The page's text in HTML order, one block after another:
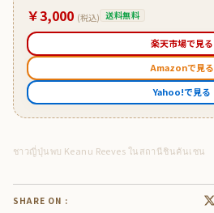
￥3,000 (税込) 送料無料
楽天市場で見る
Amazonで見る
Yahoo!で見る
ชาวญี่ปุ่นพบ Keanu Reeves ในสถานีชินคันเซน
SHARE ON :